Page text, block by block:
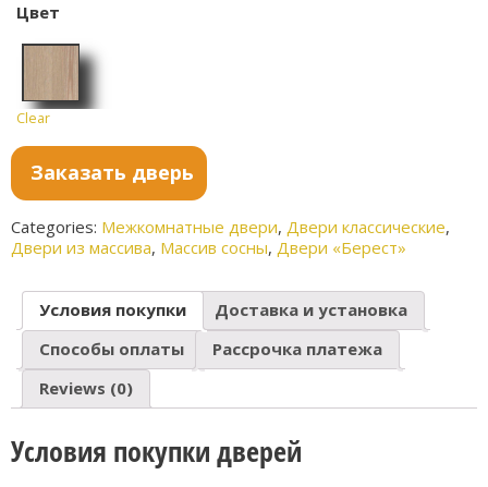
Цвет
Дуб
Clear
Заказать дверь
Categories: Межкомнатные двери, Двери классические,
Двери из массива, Массив сосны, Двери «Берест»
Условия покупки
Доставка и установка
Способы оплаты
Рассрочка платежа
Reviews (0)
Условия покупки дверей